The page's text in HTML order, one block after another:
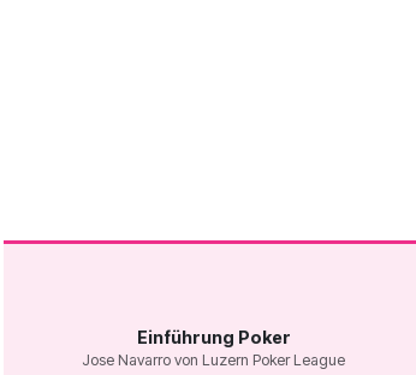
Einführung Poker
Jose Navarro von Luzern Poker League